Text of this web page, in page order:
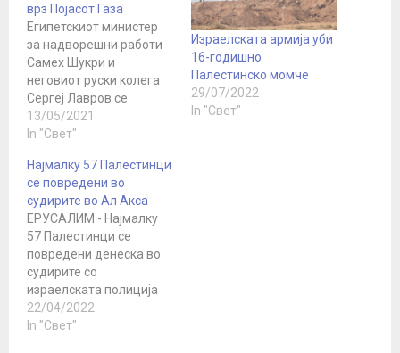
врз Појасот Газа
Египетскиот министер
за надворешни работи
Самех Шукри и
неговиот руски колега
Сергеј Лавров се
согласија
дека Израел треба да
напаѓа Појасот Газа ,
пренесува агенцијата
Анадолу. Во телефонски
разговор двајцата
дипломати рекоа дека
Израел треба да
престане со
крвопролевањето - се
наведува во
соопштението на
13/05/2021
In "Свет"
Израелската армија уби
16-годишно
Палестинско момче
29/07/2022
In "Свет"
Најмалку 57 Палестинци
се повредени во
судирите во Ал Акса
ЕРУСАЛИМ - Најмалку
57 Палестинци се
повредени денеска во
судирите со
израелската полиција
во комплексот на
џамијата Ал Акса во
22/04/2022
In "Свет"